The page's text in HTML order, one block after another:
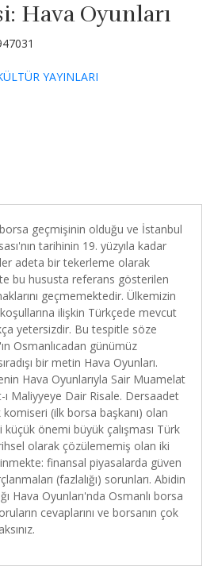
Hava Oyunları
YAYINLARI
geçmişinin olduğu ve İstanbul
tarihinin 19. yüzyıla kadar
adeta bir tekerleme olarak
bu hususta referans gösterilen
geçmemektedir. Ülkemizin
ilişkin Türkçede mevcut
yetersizdir. Bu tespitle söze
Osmanlıcadan günümüz
bir metin Hava Oyunları.
Hava Oyunlarıyla Sair Muamelat
ı Maliyyeye Dair Risale. Dersaadet
komiseri (ilk borsa başkanı) olan
küçük önemi büyük çalışması Türk
olarak çözülememiş olan iki
finansal piyasalarda güven
(fazlalığı) sorunları. Abidin
Hava Oyunları'nda Osmanlı borsa
cevaplarını ve borsanın çok